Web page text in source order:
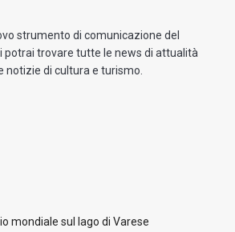
strumento di comunicazione del
potrai trovare tutte le news di attualità
di cultura e turismo.
mondiale sul lago di Varese